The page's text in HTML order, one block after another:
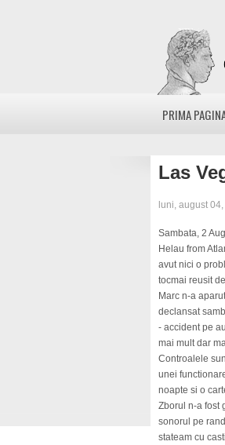
PRIMA
Las
luni, august
Sambata, 2
Helau from
avut nici o
tocmai reusit
Marc n-a
declansat
- accident pe
mai mult dar
Controalele
unei
noapte si o
Zborul n-a fost
sonorul pe
stateam cu